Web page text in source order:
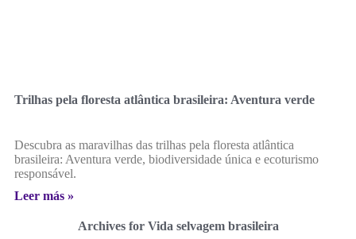
Trilhas pela floresta atlântica brasileira: Aventura verde
Descubra as maravilhas das trilhas pela floresta atlântica
brasileira: Aventura verde, biodiversidade única e ecoturismo
responsável.
Leer más »
Archives for Vida selvagem brasileira